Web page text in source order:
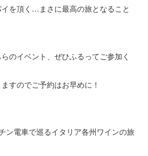
を頂く…まさに最高の旅となること
のイベント、ぜひふるってご参加く
すのでご予約はお早めに！
ン電車で巡るイタリア各州ワインの旅